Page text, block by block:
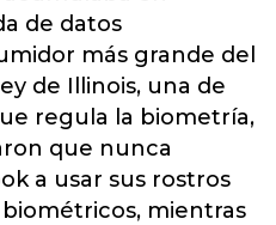
de datos
más grande del
de Illinois, una de
regula la biometría,
que nunca
a usar sus rostros
mientras